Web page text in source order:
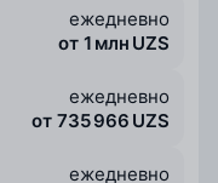
ежедневно
от 1 млн UZS
ежедневно
от 735 966 UZS
ежедневно